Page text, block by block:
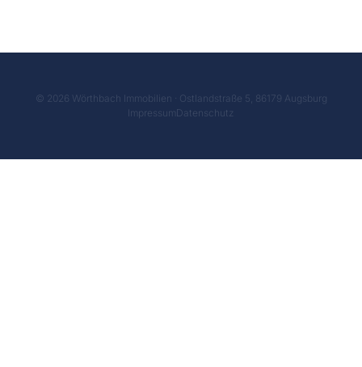
© 2026 Wörthbach Immobilien · Ostlandstraße 5, 86179 Augsburg
ImpressumDatenschutz